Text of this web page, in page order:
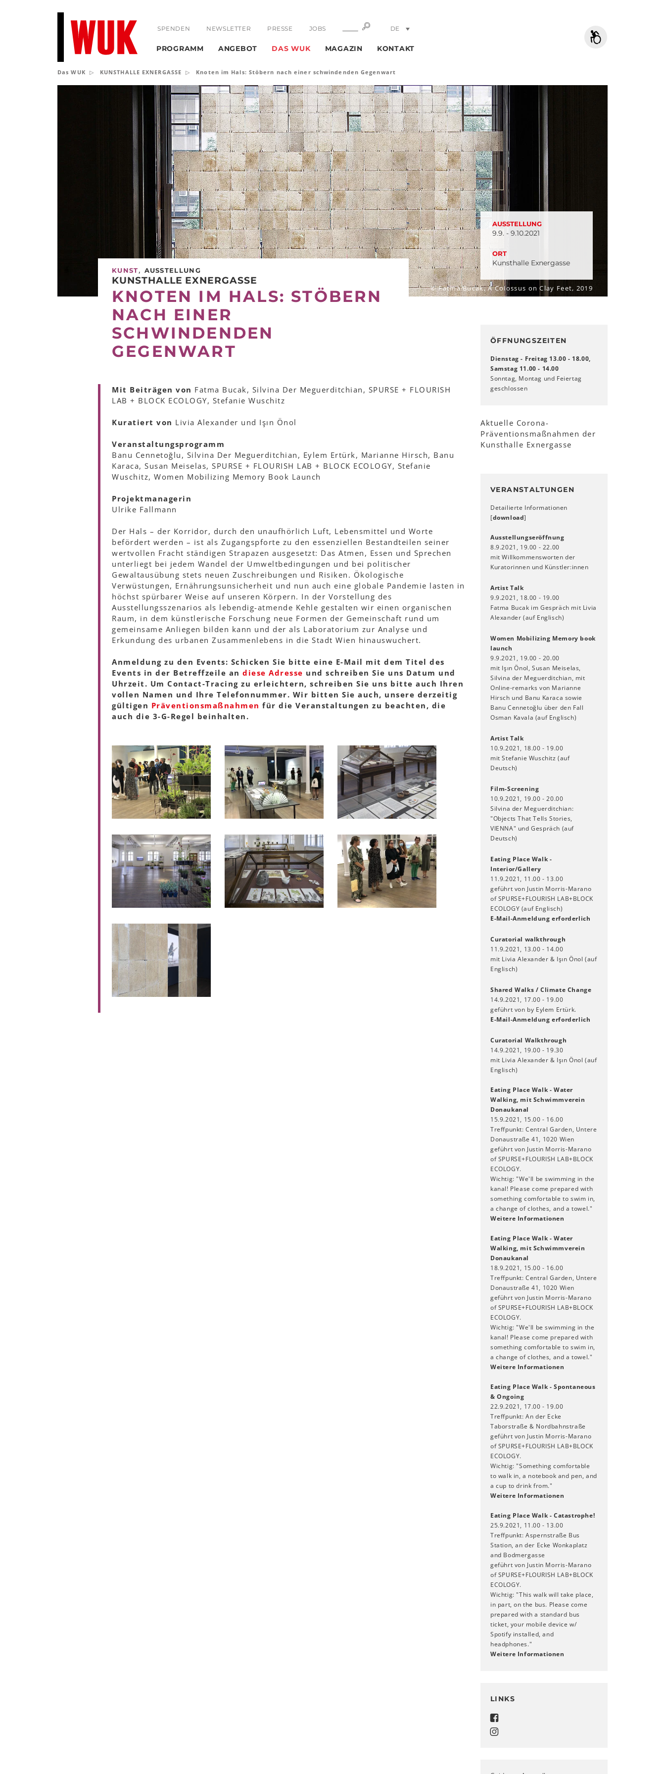
SPENDEN NEWSLETTER PRESSE JOBS SUCHE
DE
PROGRAMM ANGEBOT DAS WUK MAGAZIN KONTAKT
Das WUK KUNSTHALLE EXNERGASSE Knoten im Hals: Stöbern nach einer schwindenden Gegenwart
AUSSTELLUNG
9.9. - 9.10.2021
ORT
Kunsthalle Exnergasse
© Fatma Bucak, A Colossus on Clay Feet, 2019
KUNST, AUSSTELLUNG
KUNSTHALLE EXNERGASSE
KNOTEN IM HALS: STÖBERN
NACH EINER
SCHWINDENDEN
GEGENWART
Mit Beiträgen von Fatma Bucak, Silvina Der Meguerditchian, SPURSE + FLOURISH
LAB + BLOCK ECOLOGY, Stefanie Wuschitz
Kuratiert von Livia Alexander und Işın Önol
Veranstaltungsprogramm
Banu Cennetoğlu, Silvina Der Meguerditchian, Eylem Ertürk, Marianne Hirsch, Banu
Karaca, Susan Meiselas, SPURSE + FLOURISH LAB + BLOCK ECOLOGY, Stefanie
Wuschitz, Women Mobilizing Memory Book Launch
Projektmanagerin
Ulrike Fallmann
Der Hals – der Korridor, durch den unaufhörlich Luft, Lebensmittel und Worte
befördert werden – ist als Zugangspforte zu den essenziellen Bestandteilen seiner
wertvollen Fracht ständigen Strapazen ausgesetzt: Das Atmen, Essen und Sprechen
unterliegt bei jedem Wandel der Umweltbedingungen und bei politischer
Gewaltausübung stets neuen Zuschreibungen und Risiken. Ökologische
Verwüstungen, Ernährungsunsicherheit und nun auch eine globale Pandemie lasten in
höchst spürbarer Weise auf unseren Körpern. In der Vorstellung des
Ausstellungsszenarios als lebendig-atmende Kehle gestalten wir einen organischen
Raum, in dem künstlerische Forschung neue Formen der Gemeinschaft rund um
gemeinsame Anliegen bilden kann und der als Laboratorium zur Analyse und
Erkundung des urbanen Zusammenlebens in die Stadt Wien hinauswuchert.
Anmeldung zu den Events: Schicken Sie bitte eine E-Mail mit dem Titel des
Events in der Betreffzeile an diese Adresse und schreiben Sie uns Datum und
Uhrzeit. Um Contact-Tracing zu erleichtern, schreiben Sie uns bitte auch Ihren
vollen Namen und Ihre Telefonnummer. Wir bitten Sie auch, unsere derzeitig
gültigen Präventionsmaßnahmen für die Veranstaltungen zu beachten, die
auch die 3-G-Regel beinhalten.
ÖFFNUNGSZEITEN
Dienstag - Freitag 13.00 - 18.00,
Samstag 11.00 - 14.00
Sonntag, Montag und Feiertag
geschlossen
Aktuelle Corona-
Präventionsmaßnahmen der
Kunsthalle Exnergasse
VERANSTALTUNGEN
Detailierte Informationen
[download]
Ausstellungseröffnung
8.9.2021, 19.00 - 22.00
mit Willkommensworten der
Kuratorinnen und Künstler:innen
Artist Talk
9.9.2021, 18.00 - 19.00
Fatma Bucak im Gespräch mit Livia
Alexander (auf Englisch)
Women Mobilizing Memory book
launch
9.9.2021, 19.00 - 20.00
mit Işın Önol, Susan Meiselas,
Silvina der Meguerditchian, mit
Online-remarks von Marianne
Hirsch und Banu Karaca sowie
Banu Cennetoğlu über den Fall
Osman Kavala (auf Englisch)
Artist Talk
10.9.2021, 18.00 - 19.00
mit Stefanie Wuschitz (auf
Deutsch)
Film-Screening
10.9.2021, 19.00 - 20.00
Silvina der Meguerditchian:
"Objects That Tells Stories,
VIENNA" und Gespräch (auf
Deutsch)
Eating Place Walk -
Interior/Gallery
11.9.2021, 11.00 - 13.00
geführt von Justin Morris-Marano
of SPURSE+FLOURISH LAB+BLOCK
ECOLOGY (auf Englisch)
E-Mail-Anmeldung erforderlich
Curatorial walkthrough
11.9.2021, 13.00 - 14.00
mit Livia Alexander & Işın Önol (auf
Englisch)
Shared Walks / Climate Change
14.9.2021, 17.00 - 19.00
geführt von by Eylem Ertürk.
E-Mail-Anmeldung erforderlich
Curatorial Walkthrough
14.9.2021, 19.00 - 19.30
mit Livia Alexander & Işın Önol (auf
Englisch)
Eating Place Walk - Water
Walking, mit Schwimmverein
Donaukanal
15.9.2021, 15.00 - 16.00
Treffpunkt: Central Garden, Untere
Donaustraße 41, 1020 Wien
geführt von Justin Morris-Marano
of SPURSE+FLOURISH LAB+BLOCK
ECOLOGY.
Wichtig: "We'll be swimming in the
kanal! Please come prepared with
something comfortable to swim in,
a change of clothes, and a towel."
Weitere Informationen
Eating Place Walk - Water
Walking, mit Schwimmverein
Donaukanal
18.9.2021, 15.00 - 16.00
Treffpunkt: Central Garden, Untere
Donaustraße 41, 1020 Wien
geführt von Justin Morris-Marano
of SPURSE+FLOURISH LAB+BLOCK
ECOLOGY.
Wichtig: "We'll be swimming in the
kanal! Please come prepared with
something comfortable to swim in,
a change of clothes, and a towel."
Weitere Informationen
Eating Place Walk - Spontaneous
& Ongoing
22.9.2021, 17.00 - 19.00
Treffpunkt: An der Ecke
Taborstraße & Nordbahnstraße
geführt von Justin Morris-Marano
of SPURSE+FLOURISH LAB+BLOCK
ECOLOGY.
Wichtig: "Something comfortable
to walk in, a notebook and pen, and
a cup to drink from."
Weitere Informationen
Eating Place Walk - Catastrophe!
25.9.2021, 11.00 - 13.00
Treffpunkt: Aspernstraße Bus
Station, an der Ecke Wonkaplatz
and Bodmergasse
geführt von Justin Morris-Marano
of SPURSE+FLOURISH LAB+BLOCK
ECOLOGY.
Wichtig: "This walk will take place,
in part, on the bus. Please come
prepared with a standard bus
ticket, your mobile device w/
Spotify installed, and
headphones."
Weitere Informationen
LINKS